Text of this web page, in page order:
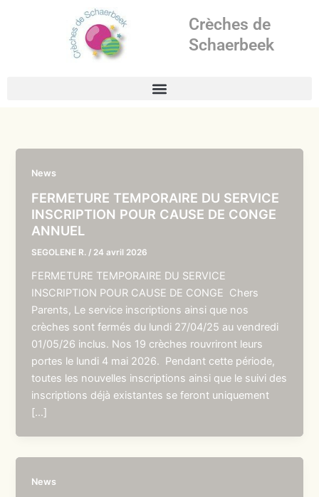
Crèches de
Schaerbeek
News
FERMETURE TEMPORAIRE DU SERVICE
INSCRIPTION POUR CAUSE DE CONGE
ANNUEL
SEGOLENE R. / 24 avril 2026
FERMETURE TEMPORAIRE DU SERVICE
INSCRIPTION POUR CAUSE DE CONGE Chers
Parents, Le service inscriptions ainsi que nos
crèches sont fermés du lundi 27/04/25 au vendredi
01/05/26 inclus. Nos 19 crèches rouvriront leurs
portes le lundi 4 mai 2026. Pendant cette période,
toutes les nouvelles inscriptions ainsi que le suivi des
inscriptions déjà existantes se feront uniquement
[…]
News